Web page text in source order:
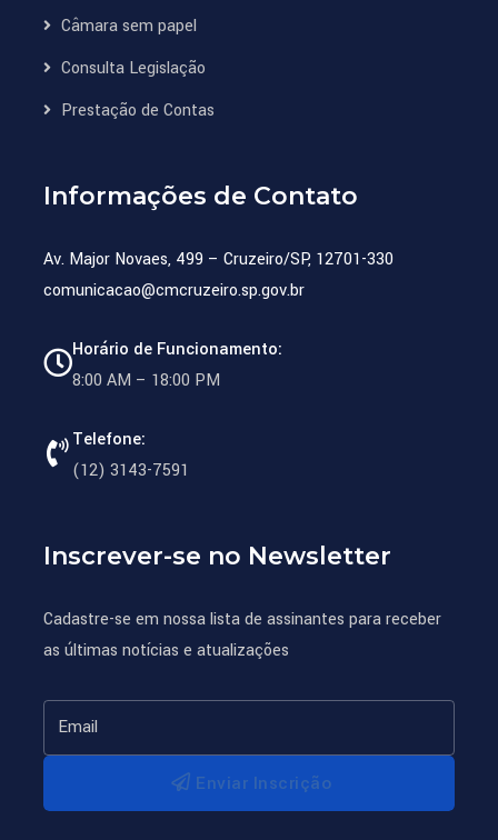
Câmara sem papel
Consulta Legislação
Prestação de Contas
Informações de Contato
Av. Major Novaes, 499 – Cruzeiro/SP, 12701-330
comunicacao@cmcruzeiro.sp.gov.br
Horário de Funcionamento:
8:00 AM – 18:00 PM
Telefone:
(12) 3143-7591
Inscrever-se no Newsletter
Cadastre-se em nossa lista de assinantes para receber
as últimas notícias e atualizações
Enviar Inscrição